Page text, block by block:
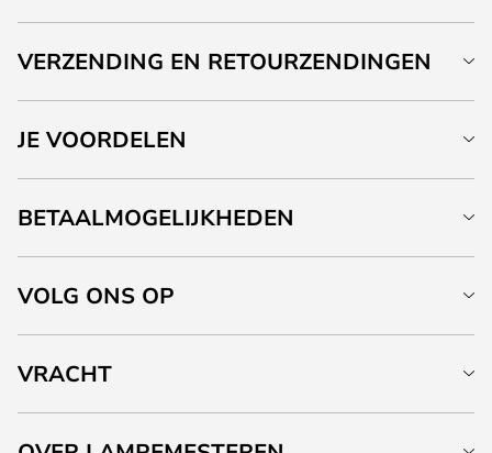
VERZENDING EN RETOURZENDINGEN
JE VOORDELEN
BETAALMOGELIJKHEDEN
VOLG ONS OP
VRACHT